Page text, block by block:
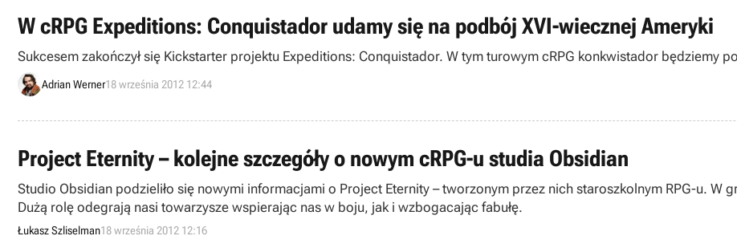
W cRPG Expeditions: Conquistador udamy się na podbój XVI-wiecznej Ameryki
Sukcesem zakończył się Kickstarter projektu Expeditions: Conquistador. W tym turowym cRPG konkwistador będziemy
Adrian Werner18 września 2012 12:44
Project Eternity – kolejne szczegóły o nowym cRPG-u studia Obsidian
Studio Obsidian podzieliło się nowymi informacjami o Project Eternity – tworzonym przez nich staroszkolnym RPG-u. W
Dużą rolę odegrają nasi towarzysze wspierając nas w boju, jak i wzbogacając fabułę.
Łukasz Szliselman18 września 2012 12:16